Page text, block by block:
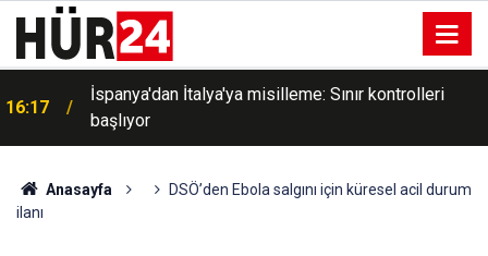
16:08 ABD'de yangın söndürme helikopteri düştü
Anasayfa
DSÖ’den Ebola salgını için küresel acil durum
ilanı